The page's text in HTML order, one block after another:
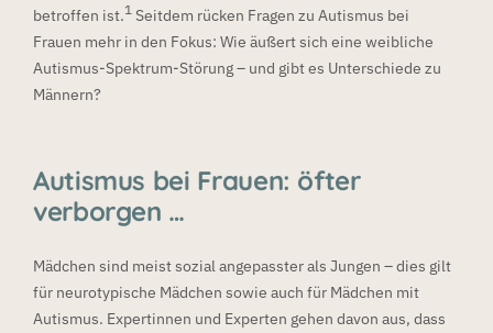
betroffen ist.1Seitdem rücken Fragen zu Autismus bei
Frauen mehr in den Fokus: Wie äußert sich eine weibliche
Autismus-Spektrum-Störung – und gibt es Unterschiede zu
Männern?
Autismus bei Frauen: öfter
verborgen …
Mädchen sind meist sozial angepasster als Jungen – dies gilt
für neurotypische Mädchen sowie auch für Mädchen mit
Autismus. Expertinnen und Experten gehen davon aus, dass